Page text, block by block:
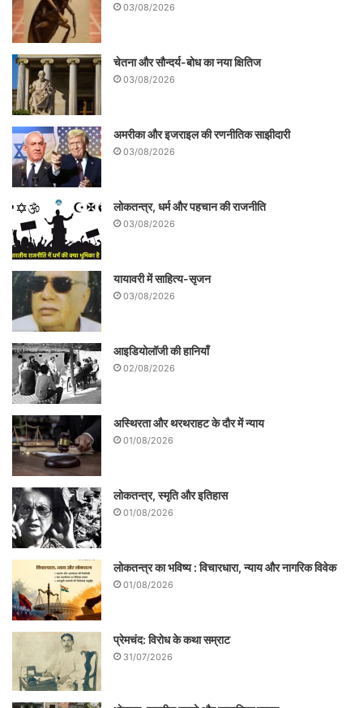
03/08/2026
चेतना और सौन्दर्य-बोध का नया क्षितिज
03/08/2026
अमरीका और इजराइल की रणनीतिक साझीदारी
03/08/2026
लोकतन्त्र, धर्म और पहचान की राजनीति
03/08/2026
यायावरी में साहित्य-सृजन
03/08/2026
आइडियोलॉजी की हानियाँ
02/08/2026
अस्थिरता और थरथराहट के दौर में न्याय
01/08/2026
लोकतन्त्र, स्मृति और इतिहास
01/08/2026
लोकतन्त्र का भविष्य : विचारधारा, न्याय और नागरिक विवेक
01/08/2026
प्रेमचंद: विरोध के कथा सम्राट
31/07/2026